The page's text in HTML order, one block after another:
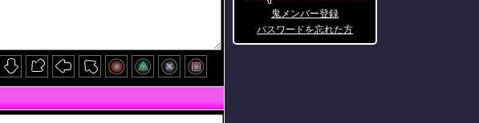
鬼メンバー登録
パスワードを忘れた方